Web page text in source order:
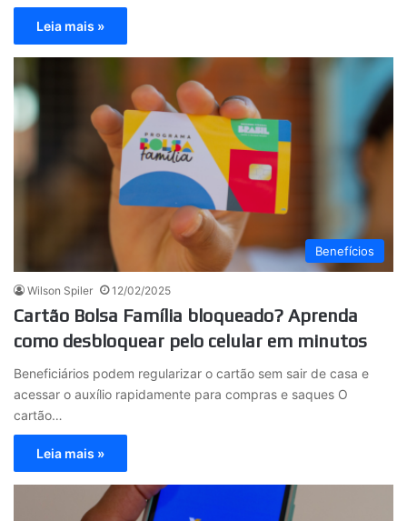
Leia mais »
Benefícios
Wilson Spiler 12/02/2025
Cartão Bolsa Família bloqueado? Aprenda
como desbloquear pelo celular em minutos
Beneficiários podem regularizar o cartão sem sair de casa e
acessar o auxílio rapidamente para compras e saques O
cartão…
Leia mais »